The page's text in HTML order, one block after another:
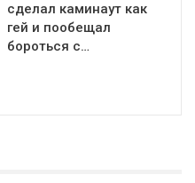
сделал каминаут как
гей и пообещал
бороться с…